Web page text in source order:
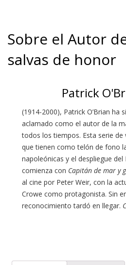
Sobre el Autor
salvas de honor
Patrick
(1914-2000), Patrick O’Brian ha
aclamado como el autor de la
todos los tiempos. Esta serie de
que tienen como telón de fono
napoleónicas y el despliegue
comienza con Capitán de mar y
al cine por Peter Weir, con la
Crowe como protagonista. Sin
reconocimiento tardó en llegar.